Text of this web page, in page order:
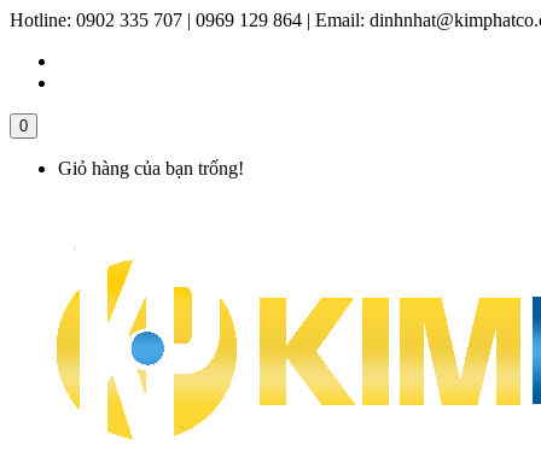
Hotline: 0902 335 707 | 0969 129 864 | Email:
0
Giỏ hàng của bạn trống!